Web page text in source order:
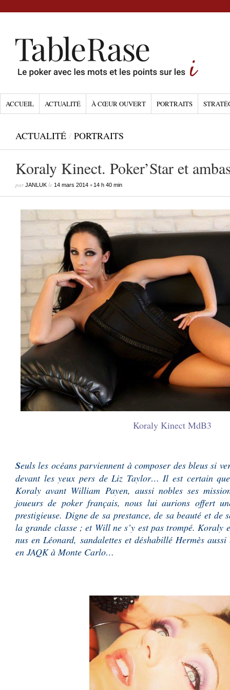
ACCUEIL ACTUALITÉ À CŒUR OUVERT PORTRAITS
ACTUALITÉ / PORTRAITS
Koraly Kinect. Poker’Star et
parJANLUK le 14 mars 2014 • 14 h 40 min
Koraly Kinect MdB3
Seuls les océans parviennent à composer des bleus si
devant les yeux pers de Liz Taylor… Il est certain
Koraly avant William Payen, aussi nobles ses
joueurs de poker français, nous lui aurions offert
prestigieuse. Digne de sa prestance, de sa beauté et
la grande classe ; et Will ne s’y est pas trompé. Koraly
nus en Léonard, sandalettes et déshabillé Hermès aussi
en JAQK à Monte Carlo…